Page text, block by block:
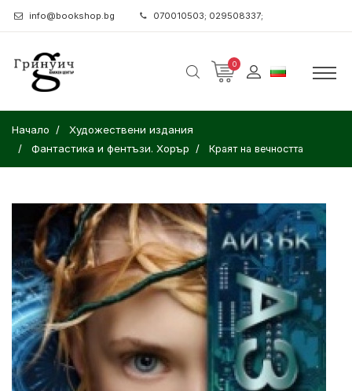
info@bookshop.bg 070010503; 029508337;
0
Начало
Художествени издания
Фантастика и фентъзи. Хорър
Краят на вечността